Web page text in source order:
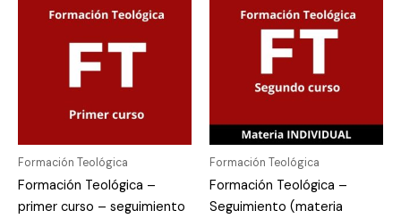
Formación Teológica
Formación Teológica –
primer curso – seguimiento
original
era:
300,00 €.
actual
es:
280,00 €.
Formación Teológica
Formación Teológica –
Seguimiento (materia